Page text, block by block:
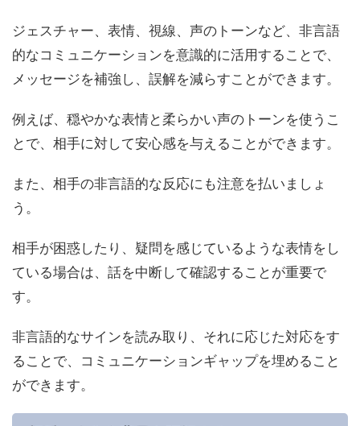
ジェスチャー、表情、視線、声のトーンなど、非言語
的なコミュニケーションを意識的に活用することで、
メッセージを補強し、誤解を減らすことができます。
例えば、穏やかな表情と柔らかい声のトーンを使うこ
とで、相手に対して安心感を与えることができます。
また、相手の非言語的な反応にも注意を払いましょ
う。
相手が困惑したり、疑問を感じているような表情をし
ている場合は、話を中断して確認することが重要で
す。
非言語的なサインを読み取り、それに応じた対応をす
ることで、コミュニケーションギャップを埋めること
ができます。